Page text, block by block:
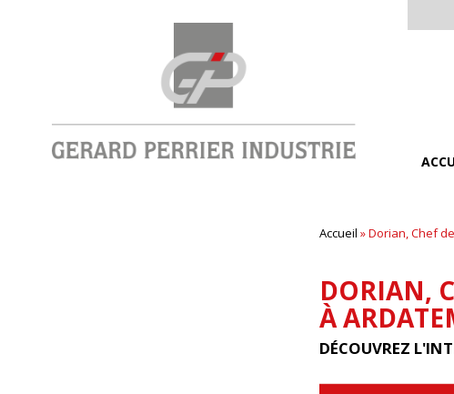
Accueil »Dorian, Chef
DORIAN,
À
DÉCOUVREZ